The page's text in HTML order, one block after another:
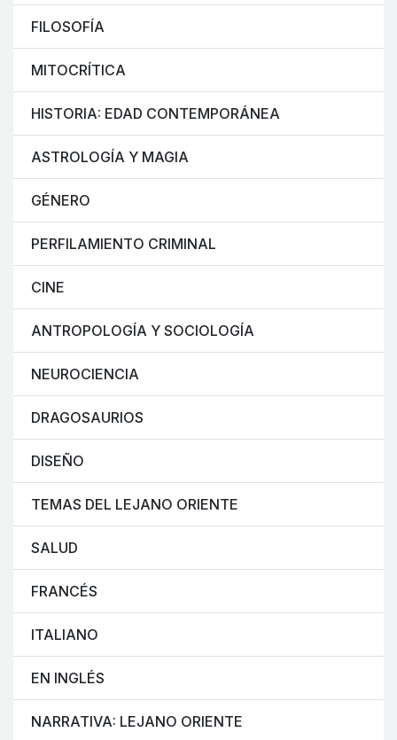
FILOSOFÍA
MITOCRÍTICA
HISTORIA: EDAD CONTEMPORÁNEA
ASTROLOGÍA Y MAGIA
GÉNERO
PERFILAMIENTO CRIMINAL
CINE
ANTROPOLOGÍA Y SOCIOLOGÍA
NEUROCIENCIA
DRAGOSAURIOS
DISEÑO
TEMAS DEL LEJANO ORIENTE
SALUD
FRANCÉS
ITALIANO
EN INGLÉS
NARRATIVA: LEJANO ORIENTE